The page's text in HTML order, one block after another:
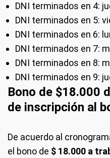
DNI terminados en 4:
DNI terminados en 5:
DNI terminados en 6:
DNI terminados en 7:
DNI terminados en 8:
DNI terminados en 9:
Bono de $18.000
de inscripción al
De acuerdo al
el bono de $ 18.000 a